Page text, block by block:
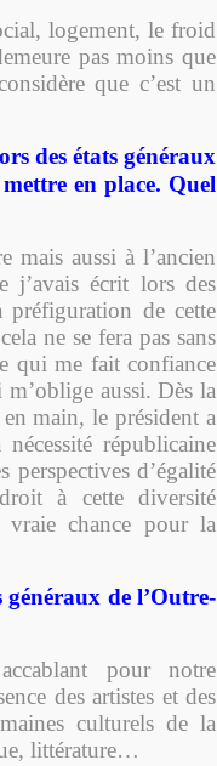
logement, le froid
pas moins que
que c’est un
des états généraux
en place. Quel
mais aussi à l’ancien
j’avais écrit lors des
de cette
ne se fera pas sans
qui me fait confiance
aussi. Dès la
main, le président a
républicaine
perspectives d’égalité
à cette diversité
vraie chance pour la
généraux de l’Outre-
pour notre
des artistes et des
culturels de la
littérature…